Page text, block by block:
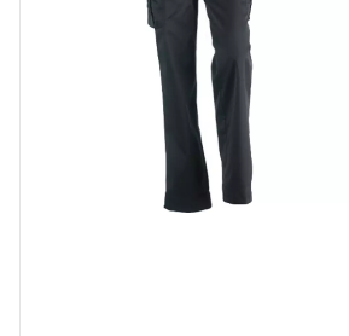
Feuerhemmende Hosen
Damen Arbeitshosen